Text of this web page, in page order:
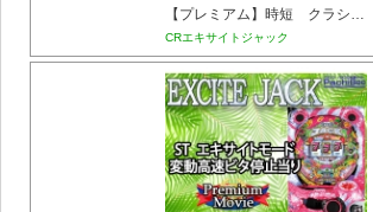
【プレミアム】時短 クラシックモード 全回転リーチ
CRエキサイトジャック